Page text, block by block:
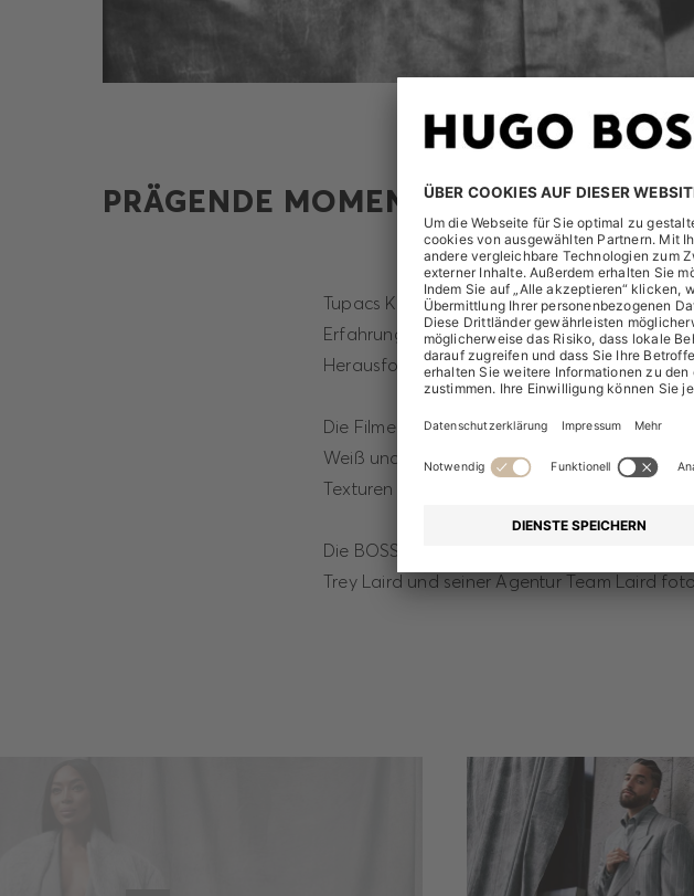
PRÄGENDE MOMENTE
Tupacs Klassiker „Changes“ liefert den
Erfahrungen sprechen, die ihren Weg zum
Herausforderungen und Lektionen, denen
Die Filme und Fotos zeigen eine neue
Weiß und Camel, die in dieser Saison durch
Texturen ergänzt wird.
Die BOSS Herbst/Winter 2023 Kampagne
Trey Laird und seiner Agentur Team Laird